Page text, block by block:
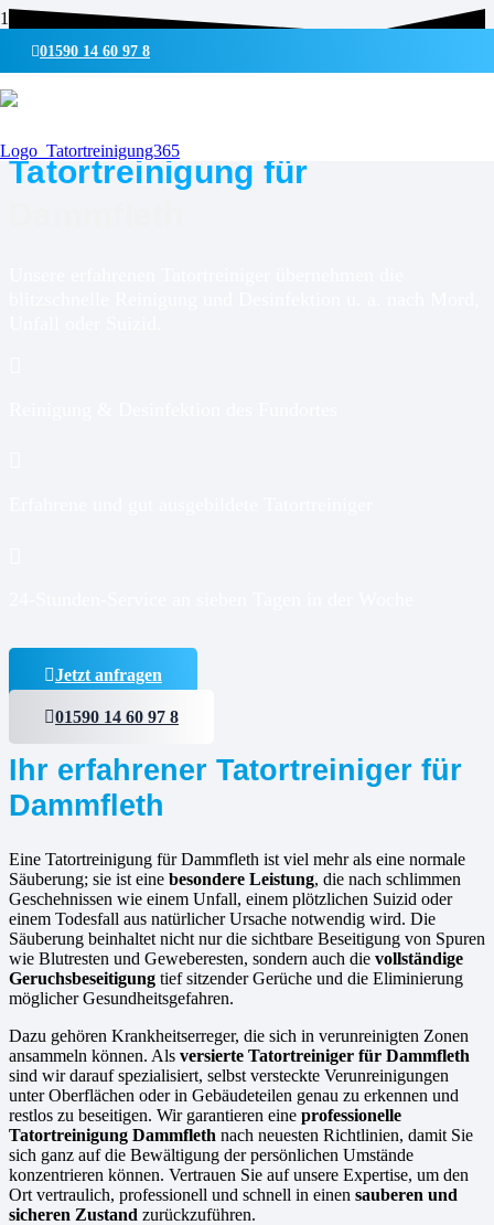
01590 14 60 97 8
Tatortreinigung für
Jetzt anfragen
01590 14 60 97 8
Ihr erfahrener Tatortreiniger für
Dammfleth
Eine Tatortreinigung für Dammfleth ist viel mehr als eine normale
Säuberung; sie ist eine besondere Leistung, die nach schlimmen
Geschehnissen wie einem Unfall, einem plötzlichen Suizid oder
einem Todesfall aus natürlicher Ursache notwendig wird. Die
Säuberung beinhaltet nicht nur die sichtbare Beseitigung von Spuren
wie Blutresten und Geweberesten, sondern auch die vollständige
Geruchsbeseitigung tief sitzender Gerüche und die Eliminierung
möglicher Gesundheitsgefahren.
Dazu gehören Krankheitserreger, die sich in verunreinigten Zonen
ansammeln können. Als versierte Tatortreiniger für Dammfleth
sind wir darauf spezialisiert, selbst versteckte Verunreinigungen
unter Oberflächen oder in Gebäudeteilen genau zu erkennen und
restlos zu beseitigen. Wir garantieren eine professionelle
Tatortreinigung Dammfleth nach neuesten Richtlinien, damit Sie
sich ganz auf die Bewältigung der persönlichen Umstände
konzentrieren können. Vertrauen Sie auf unsere Expertise, um den
Ort vertraulich, professionell und schnell in einen sauberen und
sicheren Zustand zurückzuführen.